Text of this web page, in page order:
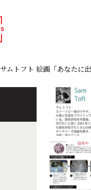
サムトフト 絵画「あなたに